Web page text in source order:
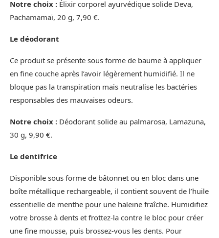
Notre choix : Élixir corporel ayurvédique solide Deva,
Pachamamaï, 20 g, 7,90 €.
Le déodorant
Ce produit se présente sous forme de baume à appliquer
en fine couche après l’avoir légèrement humidifié. Il ne
bloque pas la transpiration mais neutralise les bactéries
responsables des mauvaises odeurs.
Notre choix : Déodorant solide au palmarosa, Lamazuna,
30 g, 9,90 €.
Le dentifrice
Disponible sous forme de bâtonnet ou en bloc dans une
boîte métallique rechargeable, il contient souvent de l’huile
essentielle de menthe pour une haleine fraîche. Humidifiez
votre brosse à dents et frottez-la contre le bloc pour créer
une fine mousse, puis brossez-vous les dents. Pour